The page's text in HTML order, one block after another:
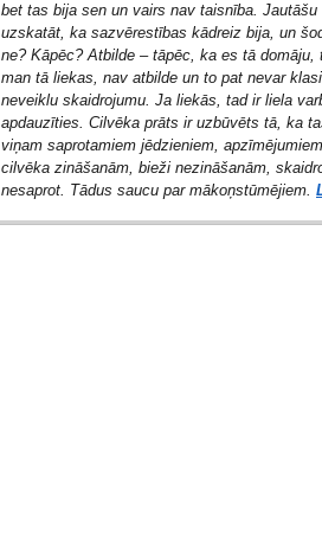
bet tas bija sen un vairs nav taisnība. Jautāšu
uzskatāt, ka sazvērestības kādreiz bija, un
ne? Kāpēc? Atbilde – tāpēc, ka es tā domāju,
man tā liekas, nav atbilde un to pat nevar
neveiklu skaidrojumu. Ja liekās, tad ir liela
apdauzīties. Cilvēka prāts ir uzbūvēts tā, ka
viņam saprotamiem jēdzieniem,
cilvēka zināšanām, bieži nezināšanām,
nesaprot. Tādus saucu par mākoņstūmējiem.